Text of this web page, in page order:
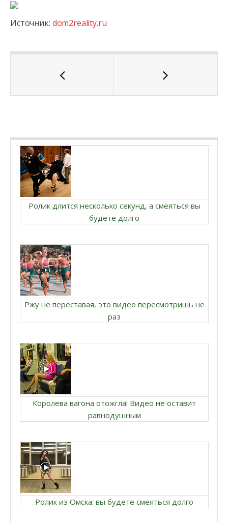
Источник: dom2reality.ru
Ролик длится несколько секунд, а смеяться вы
будете долго
Ржу не переставая, это видео пересмотришь не
раз
Королева вагона отожгла! Видео не оставит
равнодушным
Ролик из Омска: вы будете смеяться долго